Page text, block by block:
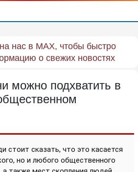
нас в MAX, чтобы быстро
о свежих новостях
можно подхватить в
стоит сказать, что это касается
но и любого общественного